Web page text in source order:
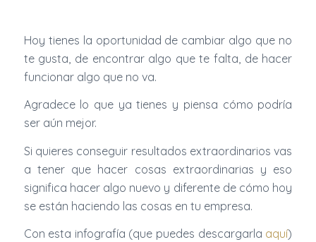
Hoy tienes la oportunidad de cambiar algo que no
te gusta, de encontrar algo que te falta, de hacer
funcionar algo que no va.
Agradece lo que ya tienes y piensa cómo podría
ser aún mejor.
Si quieres conseguir resultados extraordinarios vas
a tener que hacer cosas extraordinarias y eso
significa hacer algo nuevo y diferente de cómo hoy
se están haciendo las cosas en tu empresa.
Con esta infografía (que puedes descargarla aquí)